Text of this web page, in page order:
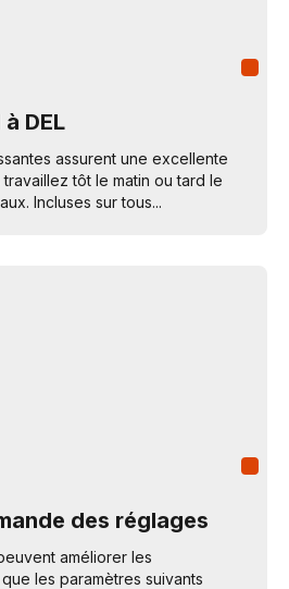
DEL
assurent une excellente
tôt le matin ou tard le
Incluses sur tous...
des réglages
améliorer les
les paramètres suivants